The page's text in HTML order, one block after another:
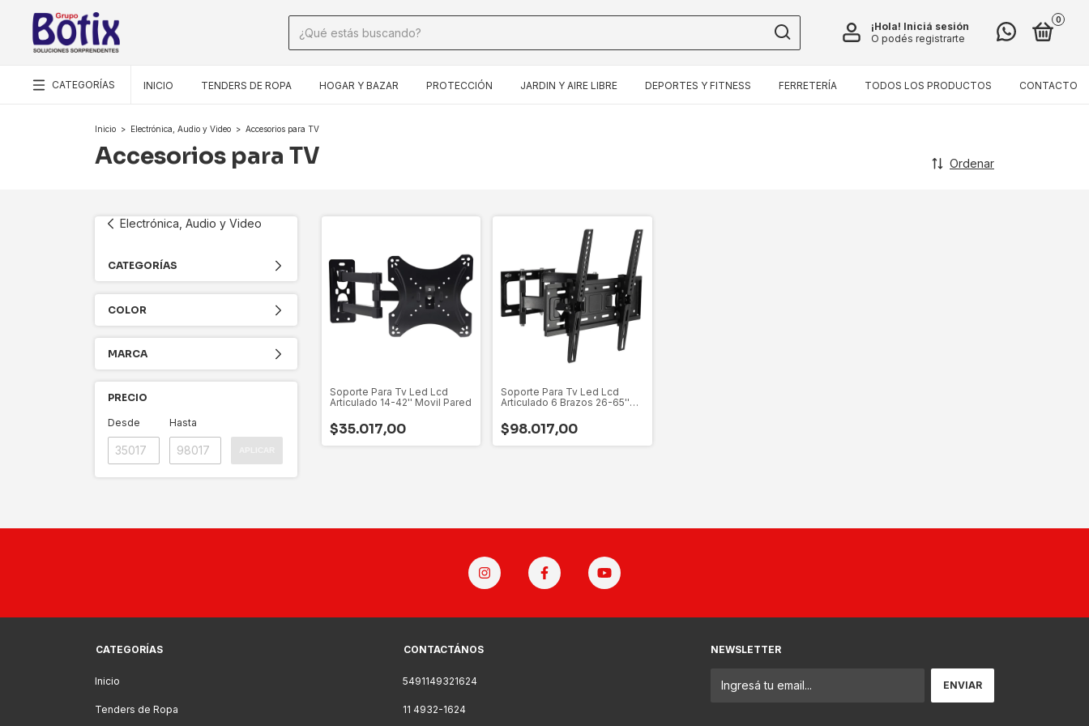
¡Hola! Iniciá sesión
O podés registrarte
0
CATEGORÍAS INICIO TENDERS DE ROPA HOGAR Y BAZAR PROTECCIÓN JARDIN Y AIRE LIBRE DEPORTES Y FITNESS FERRETERÍA TODOS LOS PRODUCTOS CONTACTO
Inicio > Electrónica, Audio y Video > Accesorios para TV
Accesorios para TV Ordenar
Electrónica, Audio y Video
CATEGORÍAS
COLOR
MARCA
PRECIO
Desde Hasta
Soporte Para Tv Led Lcd
Articulado 14-42'' Movil Pared
$35.017,00
Soporte Para Tv Led Lcd
Articulado 6 Brazos 26-65''
$98.017,00
CATEGORÍAS
Inicio
Tenders de Ropa
CONTACTÁNOS
5491149321624
11 4932-1624
NEWSLETTER